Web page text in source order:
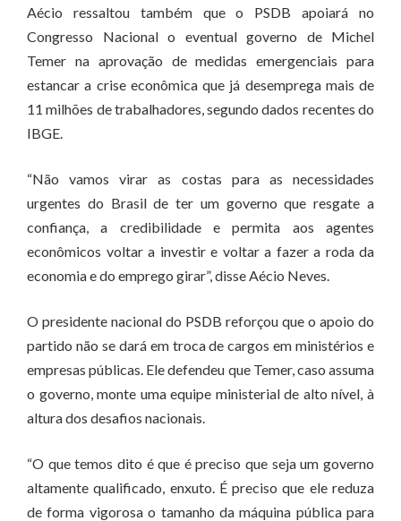
Aécio ressaltou também que o PSDB apoiará no
Congresso Nacional o eventual governo de Michel
Temer na aprovação de medidas emergenciais para
estancar a crise econômica que já desemprega mais de
11 milhões de trabalhadores, segundo dados recentes do
IBGE.
“Não vamos virar as costas para as necessidades
urgentes do Brasil de ter um governo que resgate a
confiança, a credibilidade e permita aos agentes
econômicos voltar a investir e voltar a fazer a roda da
economia e do emprego girar”, disse Aécio Neves.
O presidente nacional do PSDB reforçou que o apoio do
partido não se dará em troca de cargos em ministérios e
empresas públicas. Ele defendeu que Temer, caso assuma
o governo, monte uma equipe ministerial de alto nível, à
altura dos desafios nacionais.
“O que temos dito é que é preciso que seja um governo
altamente qualificado, enxuto. É preciso que ele reduza
de forma vigorosa o tamanho da máquina pública para